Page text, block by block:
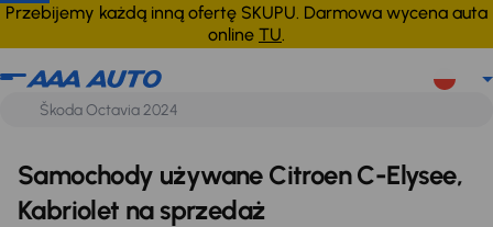
Przebijemy każdą inną ofertę SKUPU. Darmowa wycena auta
online TU.
Citroen C-Elysee Kabriolet Anuluj wszystko
Samochody używane Citroen C-Elysee,
Kabriolet na sprzedaż